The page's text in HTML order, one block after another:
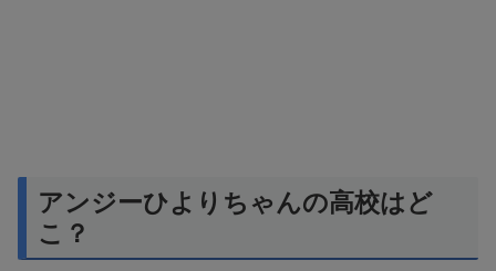
アンジーひよりちゃんの高校はど
こ？